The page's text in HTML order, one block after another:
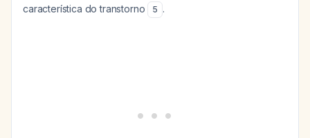
característica do transtorno
5 .